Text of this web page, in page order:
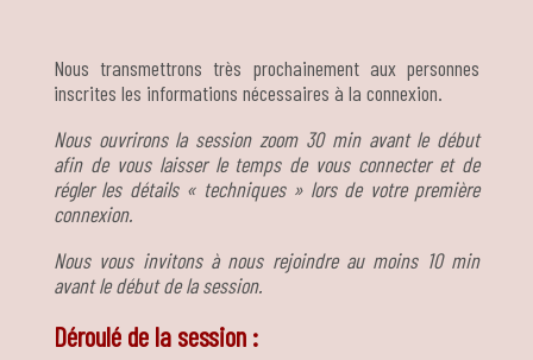
Nous transmettrons très prochainement aux personnes
inscrites les informations nécessaires à la connexion.
Nous ouvrirons la session zoom 30 min avant le début
afin de vous laisser le temps de vous connecter et de
régler les détails « techniques » lors de votre première
connexion.
Nous vous invitons à nous rejoindre au moins 10 min
avant le début de la session.
Déroulé de la session :